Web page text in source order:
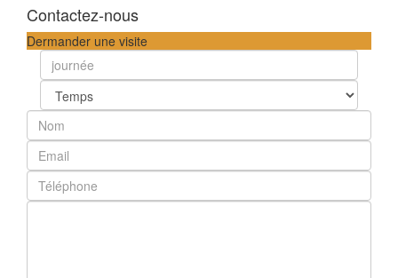
Contactez-nous
Dermander une visite